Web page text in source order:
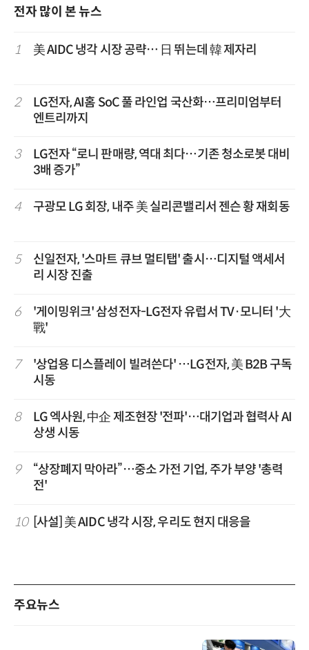
전자 많이 본 뉴스
1 美 AIDC 냉각 시장 공략… 日 뛰는데 韓 제자리
2
LG전자, AI홈 SoC 풀 라인업 국산화…프리미엄부터
엔트리까지
3
LG전자 “로니 판매량, 역대 최다…기존 청소로봇 대비
3배 증가”
4 구광모 LG 회장, 내주 美 실리콘밸리서 젠슨 황 재회동
5
신일전자, '스마트 큐브 멀티탭' 출시…디지털 액세서
리 시장 진출
6
'게이밍위크' 삼성전자-LG전자 유럽서 TV·모니터 '大
戰'
7
'상업용 디스플레이 빌려쓴다' …LG전자, 美 B2B 구독
시동
8
LG 엑사원, 中企 제조현장 '전파'…대기업과 협력사 AI
상생 시동
9
“상장폐지 막아라”…중소 가전 기업, 주가 부양 '총력
전'
10 [사설] 美 AIDC 냉각 시장, 우리도 현지 대응을
주요뉴스